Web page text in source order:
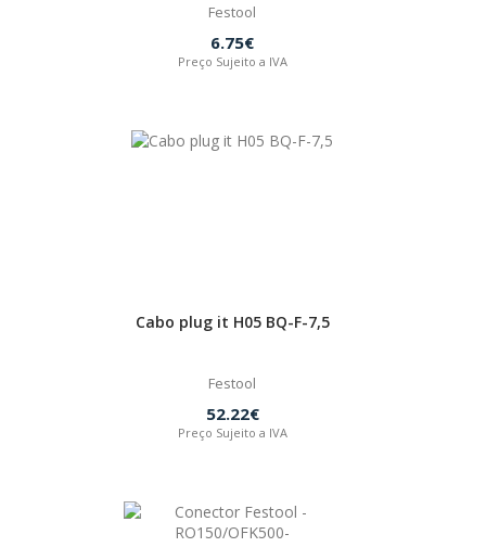
Festool
6.75€
Preço Sujeito a IVA
Cabo plug it H05 BQ-F-7,5
Festool
52.22€
Preço Sujeito a IVA